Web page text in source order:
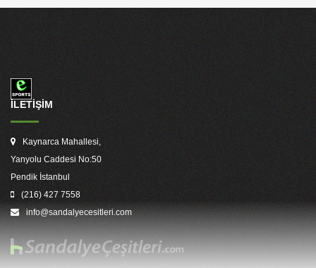
İLETİŞİM
Kaynarca Mahallesi,
Yanyolu Caddesi No:50
Pendik İstanbul
(216) 427 7558
info@sandalyecesitleri.com